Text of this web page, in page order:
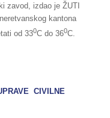
zavod, izdao je ŽUTI
kantona
od 330C do 360C.
CIVILNE